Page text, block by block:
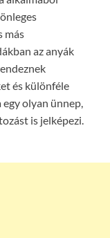
más
az anyák
és különféle
olyan ünnep,
is jelképezi.